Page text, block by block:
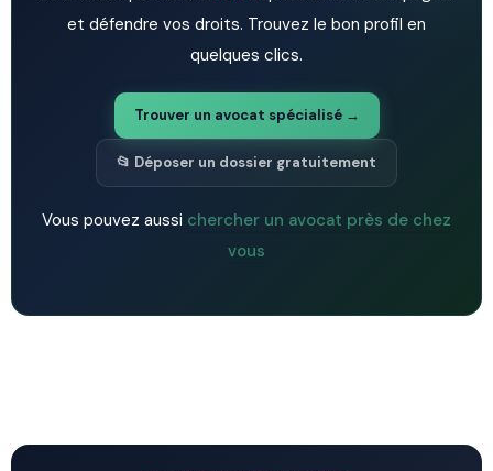
et défendre vos droits. Trouvez le bon profil en
quelques clics.
Trouver un avocat spécialisé →
📂 Déposer un dossier gratuitement
Vous pouvez aussi chercher un avocat près de chez
vous